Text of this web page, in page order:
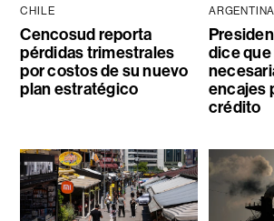
CHILE
Cencosud reporta
pérdidas trimestrales
por costos de su nuevo
plan estratégico
ARGENTINA
dice que
encajes
crédito